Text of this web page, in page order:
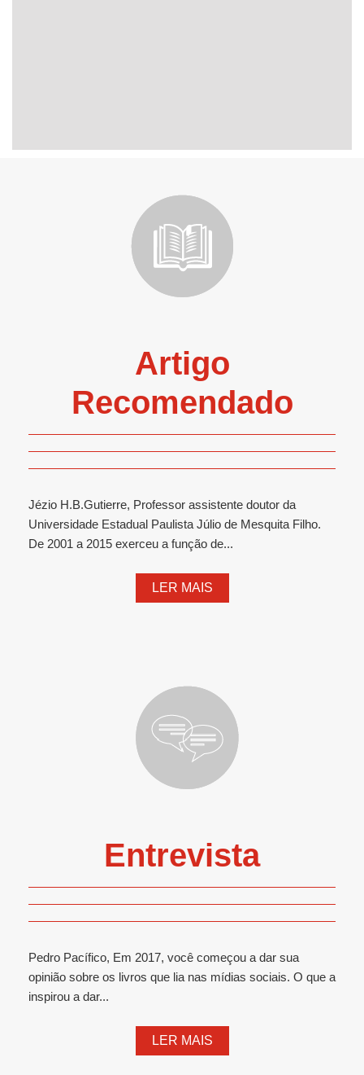
Artigo
Recomendado
Jézio H.B.Gutierre, Professor assistente doutor da
Universidade Estadual Paulista Júlio de Mesquita Filho.
De 2001 a 2015 exerceu a função de...
LER MAIS
Entrevista
Pedro Pacífico, Em 2017, você começou a dar sua
opinião sobre os livros que lia nas mídias sociais. O que a
inspirou a dar...
LER MAIS